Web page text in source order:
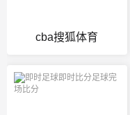
cba搜狐体育